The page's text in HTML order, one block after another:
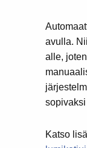
avulla.
alle,
Katso